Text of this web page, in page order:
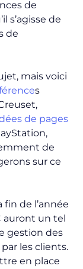
de
s’agisse de
de
mais voici
s
de pages
de
sur ce
fin de l’année
auront un tel
gestion des
les clients.
en place